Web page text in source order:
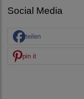
Social Media
teilen
pin it